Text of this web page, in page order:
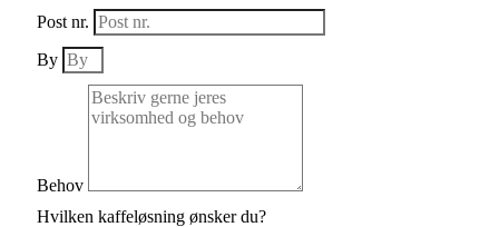
Post nr.
By
Behov
Hvilken kaffeløsning ønsker du?